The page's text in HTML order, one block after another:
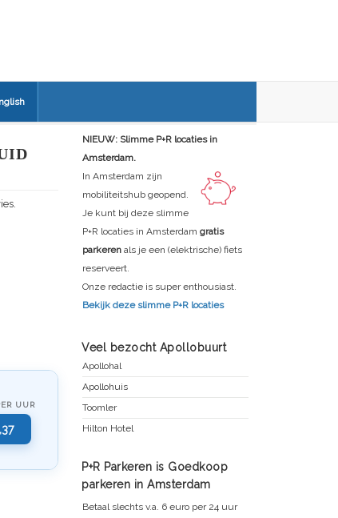
UUR
NIEUW: Slimme P+R locaties in
Amsterdam.
In Amsterdam zijn
mobiliteitshub geopend.
Je kunt bij deze slimme
P+R locaties in Amsterdam gratis
parkeren als je een (elektrische) fiets
reserveert.
Onze redactie is super enthousiast.
Bekijk deze slimme P+R locaties
Veel bezocht Apollobuurt
Apollohal
Apollohuis
Toomler
Hilton Hotel
P+R Parkeren is Goedkoop
parkeren in Amsterdam
Betaal slechts v.a. 6 euro per 24 uur